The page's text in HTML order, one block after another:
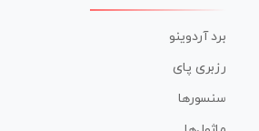
برد آردوینو
رزبری پای
سنسورها